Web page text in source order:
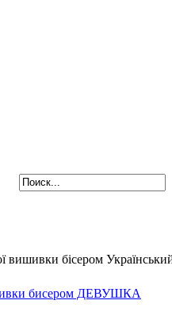
вишивки бісером
бисером ДЕВУШКА